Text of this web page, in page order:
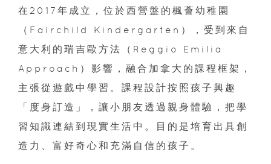
在2017年成立，位於西營盤的楓薈幼稚園
（Fairchild Kindergarten），受到來自
意大利的瑞吉歐方法（Reggio Emilia
Approach）影響，融合加拿大的課程框架，
主張從遊戲中學習。課程設計按照孩子興趣
「度身訂造」，讓小朋友透過親身體驗，把學
習知識連結到現實生活中。目的是培育出具創
造力、富好奇心和充滿自信的孩子。